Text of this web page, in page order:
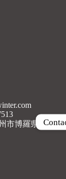
市博羅県元洲鎮